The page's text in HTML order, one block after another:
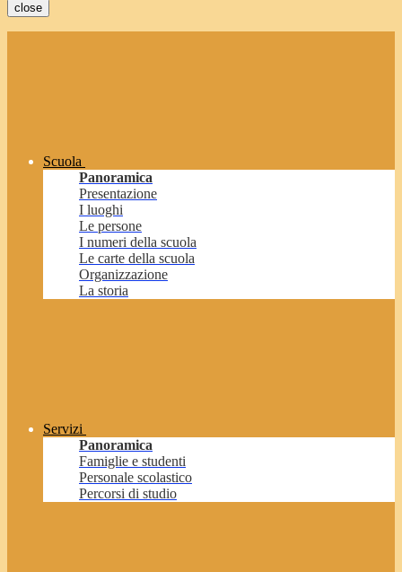
close
Scuola
Panoramica
Presentazione
I luoghi
Le persone
I numeri della scuola
Le carte della scuola
Organizzazione
La storia
Servizi
Panoramica
Famiglie e studenti
Personale scolastico
Percorsi di studio